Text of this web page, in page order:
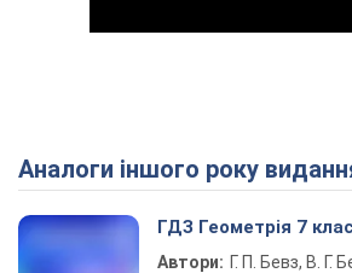
Play
Аналоги іншого року
ГДЗ Геометрія 7 клас
Автори: Г. П. Бевз, В. Г.